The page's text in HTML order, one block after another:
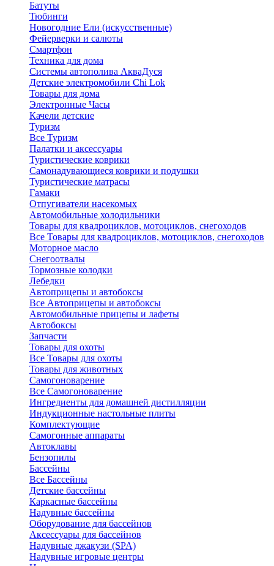
Батуты
Тюбинги
Новогодние Ели (искусственные)
Фейерверки и салюты
Смартфон
Техника для дома
Системы автополива АкваДуся
Детские электромобили Chi Lok
Товары для дома
Электронные Часы
Качели детские
Туризм
Все Туризм
Палатки и аксессуары
Туристические коврики
Самонадувающиеся коврики и подушки
Туристические матрасы
Гамаки
Отпугиватели насекомых
Автомобильные холодильники
Товары для квадроциклов, мотоциклов, снегоходов
Все Товары для квадроциклов, мотоциклов, снегоходов
Моторное масло
Снегоотвалы
Тормозные колодки
Лебедки
Автоприцепы и автобоксы
Все Автоприцепы и автобоксы
Автомобильные прицепы и лафеты
Автобоксы
Запчасти
Товары для охоты
Все Товары для охоты
Товары для животных
Самогоноварение
Все Самогоноварение
Ингредиенты для домашней дистилляции
Индукционные настольные плиты
Комплектующие
Самогонные аппараты
Автоклавы
Бензопилы
Бассейны
Все Бассейны
Детские бассейны
Каркасные бассейны
Надувные бассейны
Оборудование для бассейнов
Аксессуары для бассейнов
Надувные джакузи (SPA)
Надувные игровые центры